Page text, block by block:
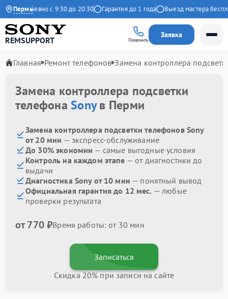
Пермь
Ежедневно с 9:30 до 20:30 Гарантия до 1 года Выезд мастера
REMSUPPORT Позвонить
Заявка
Главная Ремонт телефонов Замена контроллера
Замена контроллера подсветки
телефонаSonyв Перми
Замена контроллера подсветки телефонов Sony
от 20 мин — экспресс-обслуживание
До 30% экономии — самые выгодные условия
Контроль на каждом этапе — от диагностики до
выдачи
Диагностика Sony от 10 мин — понятный вывод
Официальная гарантия до 12 мес. — любые
проверки результата
от 770 ₽Время работы: от 30 мин
Записаться
Скидка 20% при записи на сайте